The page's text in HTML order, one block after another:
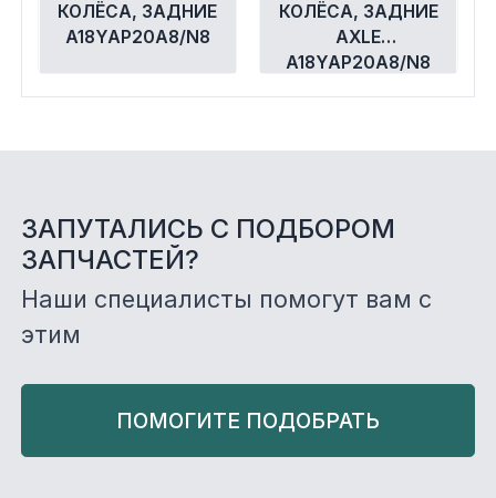
КОЛЁСА, ЗАДНИЕ
A18YAP20A8/N8
КОЛЁСА, ЗАДНИЕ
AXLE
A18YAP20A8/N8
ЗАПУТАЛИСЬ С ПОДБОРОМ
ЗАПЧАСТЕЙ?
Наши специалисты помогут вам с
этим
ПОМОГИТЕ ПОДОБРАТЬ